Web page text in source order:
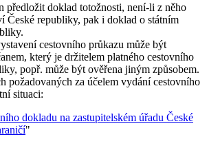
předložit doklad totožnosti, není-li z něho
České republiky, pak i doklad o státním
cestovního průkazu může být
který je držitelem platného cestovního
popř. může být ověřena jiným způsobem.
požadovaných za účelem vydání cestovního
situaci:
dokladu na zastupitelském úřadu České
"